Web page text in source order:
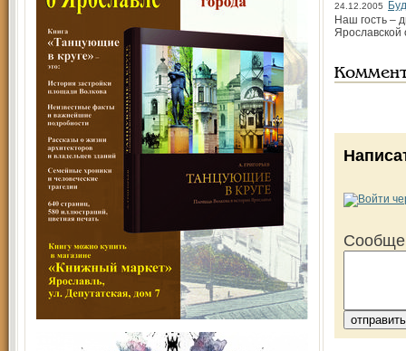
24.12.2005
Наш гость –
Ярославской